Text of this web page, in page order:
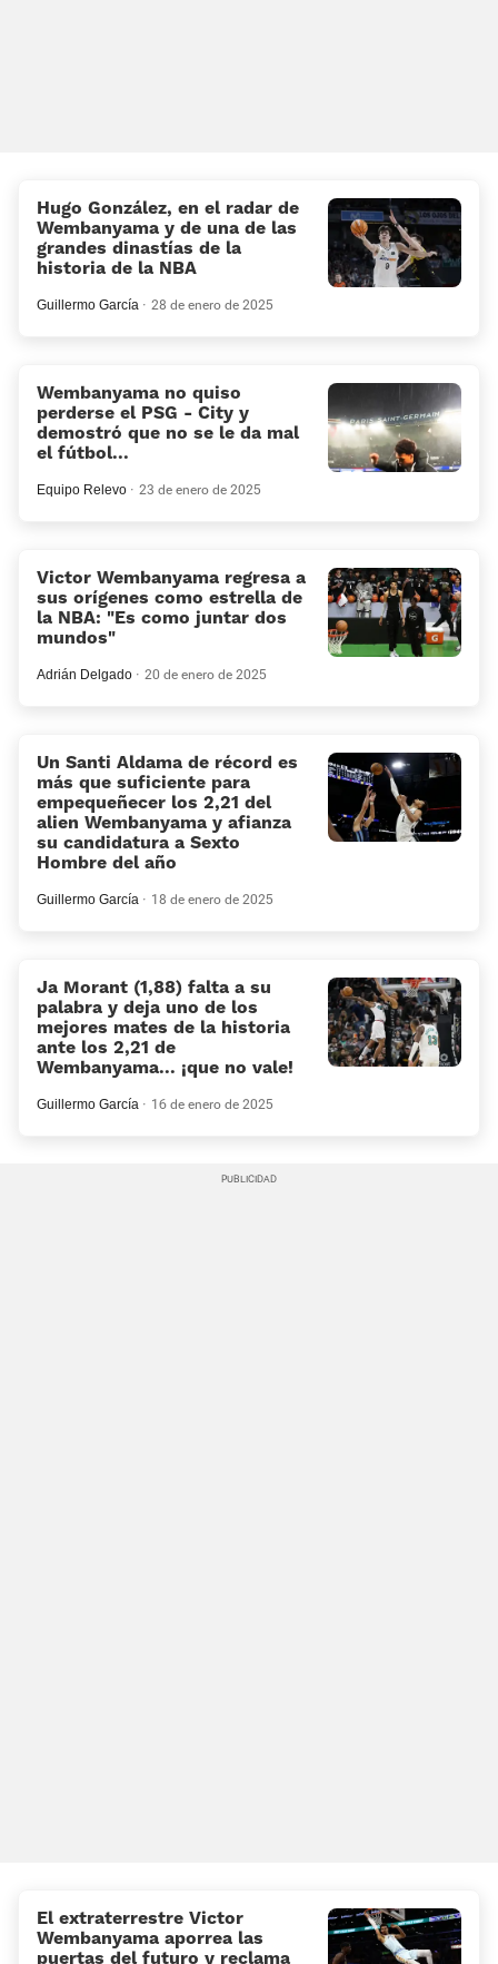
Hugo González, en el radar de
Wembanyama y de una de las
grandes dinastías de la
historia de la NBA
Guillermo García 28 de enero de 2025
Wembanyama no quiso
perderse el PSG - City y
demostró que no se le da mal
el fútbol...
Equipo Relevo 23 de enero de 2025
Victor Wembanyama regresa a
sus orígenes como estrella de
la NBA: «Es como juntar dos
mundos»
Adrián Delgado 20 de enero de 2025
Un Santi Aldama de récord es
más que suficiente para
empequeñecer los 2,21 del
alien Wembanyama y afianza
su candidatura a Sexto
Hombre del año
Guillermo García 18 de enero de 2025
Ja Morant (1,88) falta a su
palabra y deja uno de los
mejores mates de la historia
ante los 2,21 de
Wembanyama... ¡que no vale!
Guillermo García 16 de enero de 2025
El extraterrestre Victor
Wembanyama aporrea las
puertas del futuro y reclama